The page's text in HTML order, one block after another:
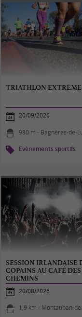
TRIATHLON EXTRÊME
20/09/2026
980 m - Bagnères-de-
Evènements sportifs
SESSION IRLANDAISE
COPAINS AU CAFÉ DES
CHEMINS
20/08/2026
1,9 km - Montauban-